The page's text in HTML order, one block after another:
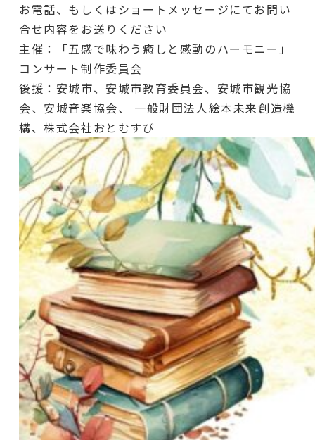
お電話、もしくはショートメッセージにてお問い
合せ内容をお送りください
主催：「五感で味わう癒しと感動のハーモニー」
コンサート制作委員会
後援：安城市、安城市教育委員会、安城市観光協
会、安城音楽協会、 一般財団法人絵本未来創造機
構、株式会社おとむすび